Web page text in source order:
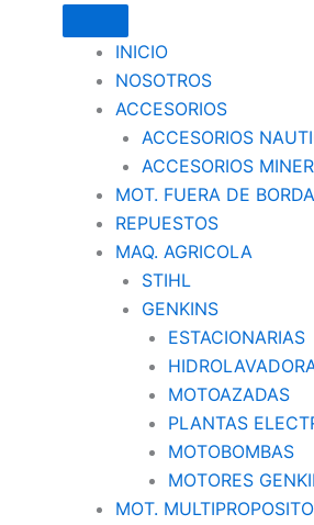
INICIO
NOSOTROS
ACCESORIOS
ACCESORIOS
ACCESORIOS
MOT. FUERA DE BORDA
REPUESTOS
MAQ. AGRICOLA
STIHL
GENKINS
ESTACIONARIAS
MOTOAZADAS
PLANTAS
MOTOBOMBAS
MOTORES
MOT. MULTIPROPOSITO